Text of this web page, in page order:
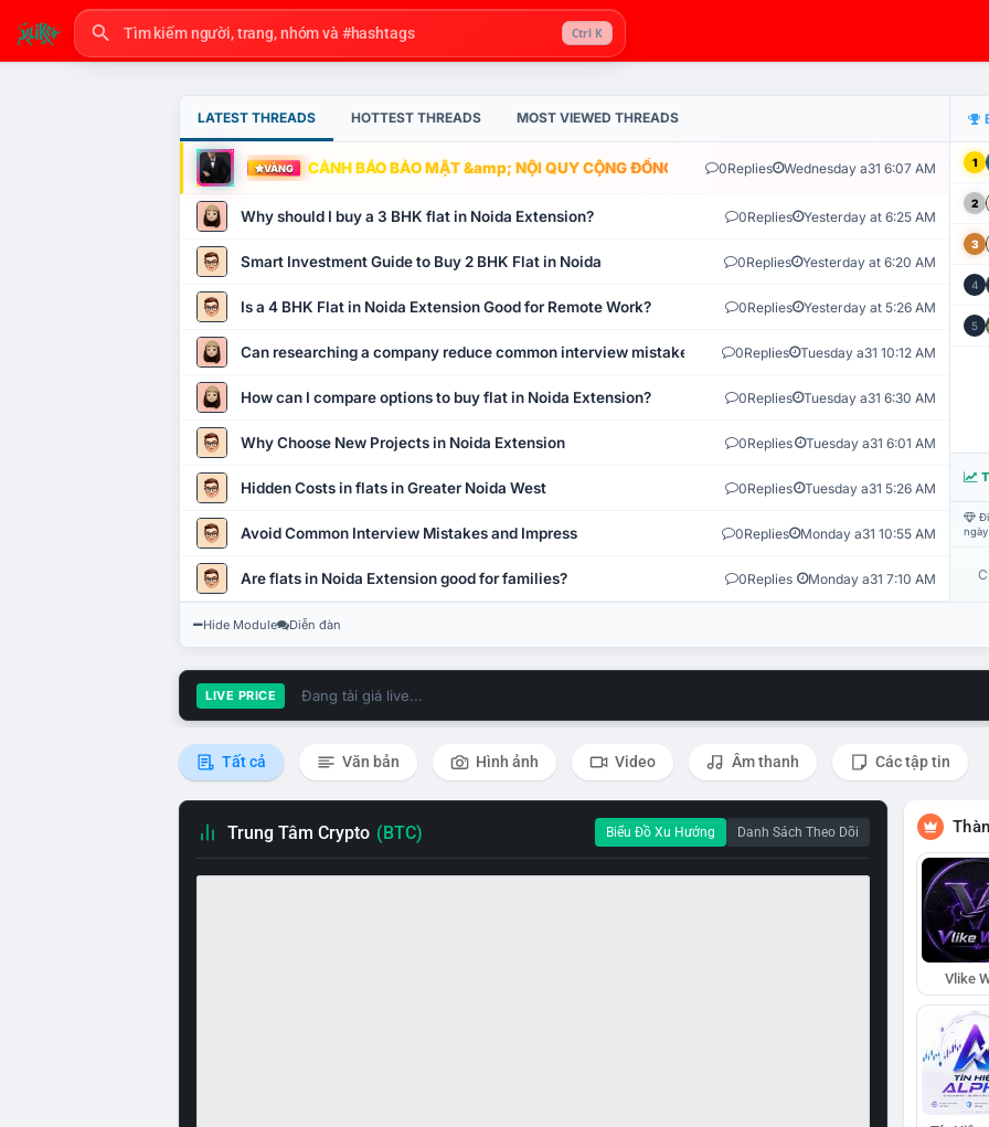
Ctrl K
LATEST THREADS HOTTEST THREADS MOST VIEWED THREADS
VÀNG CẢNH BÁO BẢO MẬT &amp; NỘI QUY CỘNG ĐỒNG VLIKE.VN: HỆ THỐNG GIÁM SÁT TỰ
0Replies Wednesday a31 6:07 AM
Why should I buy a 3 BHK flat in Noida Extension? 0Replies Yesterday at 6:25 AM
Smart Investment Guide to Buy 2 BHK Flat in Noida 0Replies Yesterday at 6:20 AM
Is a 4 BHK Flat in Noida Extension Good for Remote Work? 0Replies Yesterday at 5:26 AM
Can researching a company reduce common interview mistakes? 0Replies Tuesday a31 10:12 AM
How can I compare options to buy flat in Noida Extension? 0Replies Tuesday a31 6:30 AM
Why Choose New Projects in Noida Extension 0Replies Tuesday a31 6:01 AM
Hidden Costs in flats in Greater Noida West 0Replies Tuesday a31 5:26 AM
Avoid Common Interview Mistakes and Impress 0Replies Monday a31 10:55 AM
Are flats in Noida Extension good for families? 0Replies Monday a31 7:10 AM
1
2
3
4
5
Hide Module Diễn đàn
LIVE PRICE Đang tải giá live...
Tất cả Văn bản Hình ảnh Video Âm thanh Các tập tin
Trung Tâm Crypto (BTC) Biểu Đồ Xu Hướng Danh Sách Theo Dõi
Vlike